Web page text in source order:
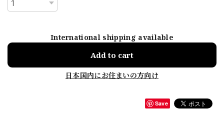
International shipping available
Add to cart
日本国内にお住まいの方向け
Save